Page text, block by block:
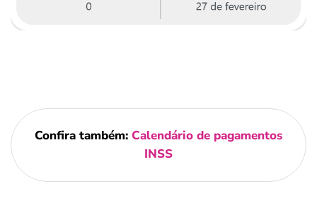
Confira também: Calendário de pagamentos
INSS